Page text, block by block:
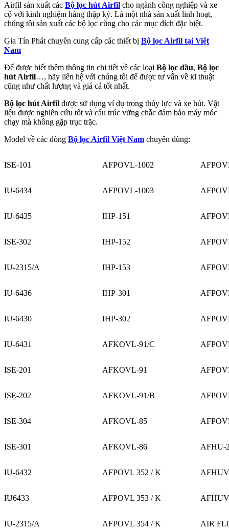
Airfil sản xuất các Bộ lọc hút Airfil cho ngành công nghiệp và xe
cộ với kinh nghiệm hàng thập kỷ. Là một nhà sản xuất linh hoạt,
chúng tôi sản xuất các bộ lọc cũng cho các mục đích đặc biệt.
Gia Tín Phát chuyên cung cấp các thiết bị Bộ lọc Airfil tại Việt
Nam
Để được biết thêm thông tin chi tiết về các loại Bộ lọc dầu, Bộ lọc
hút Airfil…, hãy liên hệ với chúng tôi để được tư vấn về kĩ thuật
cũng như chất lượng và giá cả tốt nhất.
Bộ lọc hút Airfil được sử dụng ví dụ trong thủy lực và xe hút. Vật
liệu được nghiên cứu tốt và cấu trúc vững chắc đảm bảo máy móc
chạy mà không gặp trục trặc.
Model về các dòng Bộ lọc Airfil Việt Nam chuyên dùng:
ISE-101 AFPOVL-1002
IU-6434 AFPOVL-1003
IU-6435 IHP-151
ISE-302 IHP-152
IU-2315/A IHP-153
IU-6436 IHP-301
IU-6430 IHP-302
IU-6431 AFKOVL-91/C
ISE-201 AFKOVL-91
ISE-202 AFKOVL-91/B
ISE-304 AFKOVL-85
ISE-301 AFKOVL-86 AFHU-
IU-6432 AFPOVL 352 / K
IU6433 AFPOVL 353 / K
IU-2315/A AFPOVL 354 / K AIR